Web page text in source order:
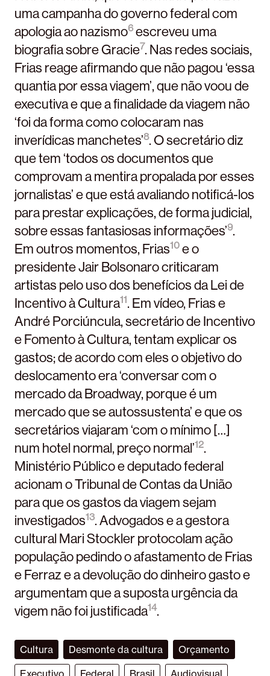
uma campanha do governo federal com
apologia ao nazismo6 escreveu uma
biografia sobre Gracie7. Nas redes sociais,
Frias reage afirmando que não pagou ‘essa
quantia por essa viagem’, que não voou de
executiva e que a finalidade da viagem não
‘foi da forma como colocaram nas
inverídicas manchetes’8. O secretário diz
que tem ‘todos os documentos que
comprovam a mentira propalada por esses
jornalistas’ e que está avaliando notificá-los
para prestar explicações, de forma judicial,
sobre essas fantasiosas informações’9.
Em outros momentos, Frias10 e o
presidente Jair Bolsonaro criticaram
artistas pelo uso dos benefícios da Lei de
Incentivo à Cultura11. Em vídeo, Frias e
André Porciúncula, secretário de Incentivo
e Fomento à Cultura, tentam explicar os
gastos; de acordo com eles o objetivo do
deslocamento era ‘conversar com o
mercado da Broadway, porque é um
mercado que se autossustenta’ e que os
secretários viajaram ‘com o mínimo […]
num hotel normal, preço normal’12.
Ministério Público e deputado federal
acionam o Tribunal de Contas da União
para que os gastos da viagem sejam
investigados13. Advogados e a gestora
cultural Mari Stockler protocolam ação
população pedindo o afastamento de Frias
e Ferraz e a devolução do dinheiro gasto e
argumentam que a suposta urgência da
vigem não foi justificada14.
Cultura Desmonte da cultura
Orçamento